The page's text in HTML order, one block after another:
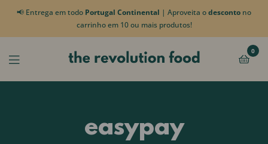
📢 Entrega em todo Portugal Continental | Aproveita odesconto no
carrinho em 10 ou mais produtos!
0
easypay